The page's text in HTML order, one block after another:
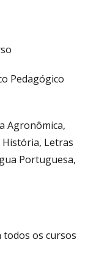
Pedagógico
Agronômica,
História, Letras
Portuguesa,
todos os cursos